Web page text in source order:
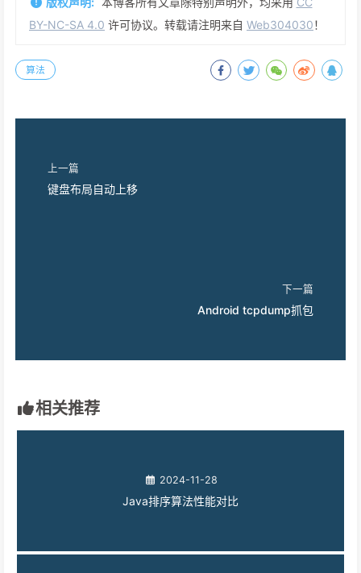
BY-NC-SA 4.0 许可协议。转载请注明来自 Web304030！
算法
上一篇
键盘布局自动上移
下一篇
Android tcpdump抓包
相关推荐
2024-11-28
Java排序算法性能对比